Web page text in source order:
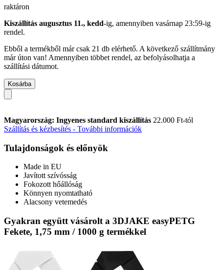
raktáron
Kiszállítás augusztus 11., kedd-ig, amennyiben vasárnap 23:59-ig
rendel.
Ebből a termékből már csak 21 db elérhető. A következő szállítmány
már úton van! Amennyiben többet rendel, az befolyásolhatja a
szállítási dátumot.
Kosárba
Magyarország: Ingyenes standard kiszállítás 22.000 Ft-tól
Szállítás és kézbesítés - További információk
Tulajdonságok és előnyök
Made in EU
Javított szívósság
Fokozott hőállóság
Könnyen nyomtatható
Alacsony vetemedés
Gyakran együtt vásárolt a 3DJAKE easyPETG
Fekete, 1,75 mm / 1000 g termékkel